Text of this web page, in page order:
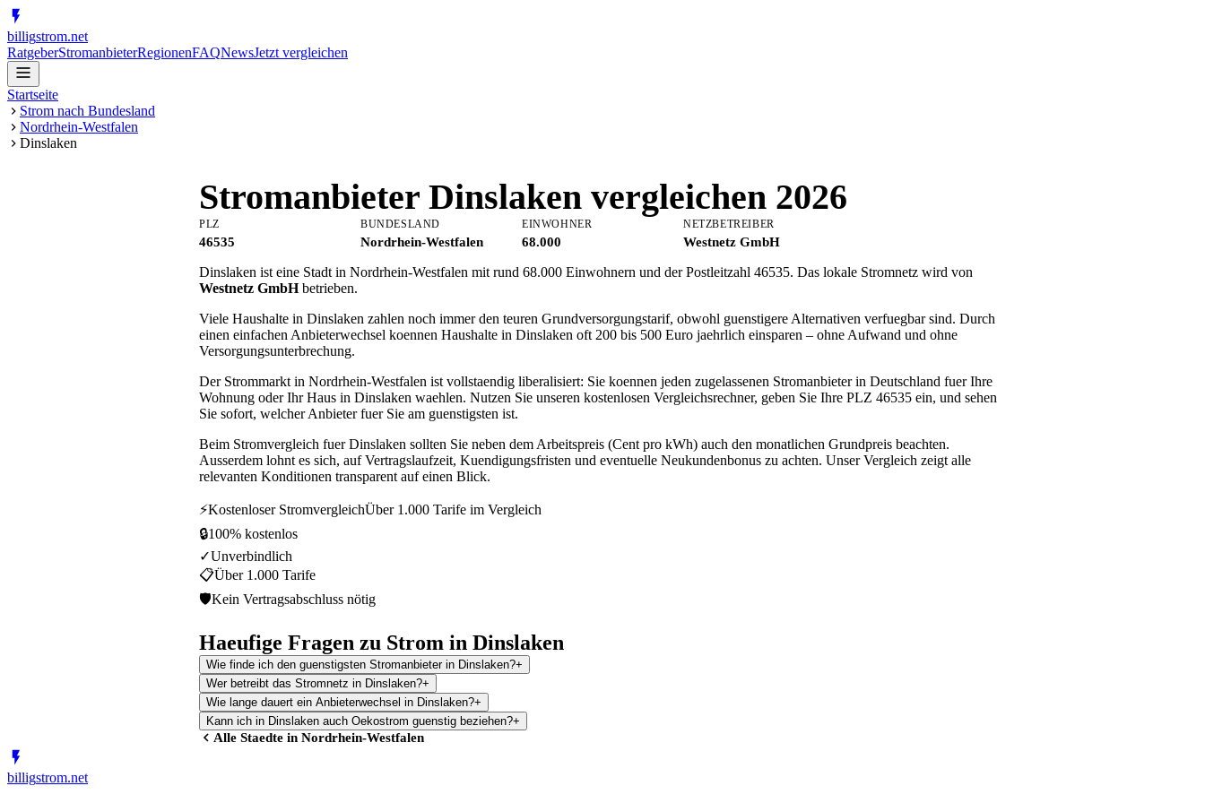
billigstrom.net
RatgeberStromanbieterRegionenFAQNewsJetzt vergleichen
Startseite
Strom nach Bundesland
Nordrhein-Westfalen
Dinslaken
Stromanbieter Dinslaken vergleichen 2026
PLZ
46535
BUNDESLAND
Nordrhein-Westfalen
EINWOHNER
68.000
NETZBETREIBER
Westnetz GmbH
Dinslaken ist eine Stadt in Nordrhein-Westfalen mit rund 68.000 Einwohnern und der Postleitzahl 46535. Das lokale Stromnetz wird von
Westnetz GmbHbetrieben.
Viele Haushalte in Dinslaken zahlen noch immer den teuren Grundversorgungstarif, obwohl guenstigere Alternativen verfuegbar sind. Durch
einen einfachen Anbieterwechsel koennen Haushalte in Dinslaken oft 200 bis 500 Euro jaehrlich einsparen – ohne Aufwand und ohne
Versorgungsunterbrechung.
Der Strommarkt in Nordrhein-Westfalen ist vollstaendig liberalisiert: Sie koennen jeden zugelassenen Stromanbieter in Deutschland fuer Ihre
Wohnung oder Ihr Haus in Dinslaken waehlen. Nutzen Sie unseren kostenlosen Vergleichsrechner, geben Sie Ihre PLZ 46535 ein, und sehen
Sie sofort, welcher Anbieter fuer Sie am guenstigsten ist.
Beim Stromvergleich fuer Dinslaken sollten Sie neben dem Arbeitspreis (Cent pro kWh) auch den monatlichen Grundpreis beachten.
Ausserdem lohnt es sich, auf Vertragslaufzeit, Kuendigungsfristen und eventuelle Neukundenbonus zu achten. Unser Vergleich zeigt alle
relevanten Konditionen transparent auf einen Blick.
⚡Kostenloser StromvergleichÜber 1.000 Tarife im Vergleich
🔒100% kostenlos
✓Unverbindlich
📋Über 1.000 Tarife
🛡Kein Vertragsabschluss nötig
Haeufige Fragen zu Strom in Dinslaken
Wie finde ich den guenstigsten Stromanbieter in Dinslaken?+
Wer betreibt das Stromnetz in Dinslaken?+
Wie lange dauert ein Anbieterwechsel in Dinslaken?+
Kann ich in Dinslaken auch Oekostrom guenstig beziehen?+
Alle Staedte in Nordrhein-Westfalen
billigstrom.net